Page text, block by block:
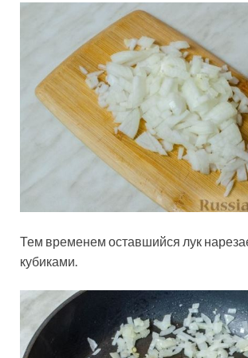
Тем временем оставшийся лук
кубиками.